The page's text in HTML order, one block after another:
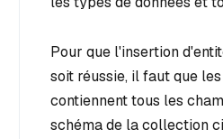
Pour que l'insertion
soit réussie, il faut que
contiennent tous les
schéma de la collection